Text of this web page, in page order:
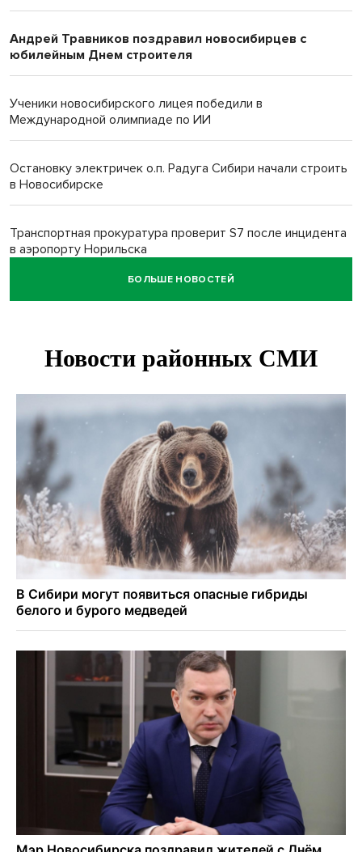
Андрей Травников поздравил новосибирцев с
юбилейным Днем строителя
Ученики новосибирского лицея победили в
Международной олимпиаде по ИИ
Остановку электричек о.п. Радуга Сибири начали строить
в Новосибирске
Транспортная прокуратура проверит S7 после инцидента
в аэропорту Норильска
БОЛЬШЕ НОВОСТЕЙ